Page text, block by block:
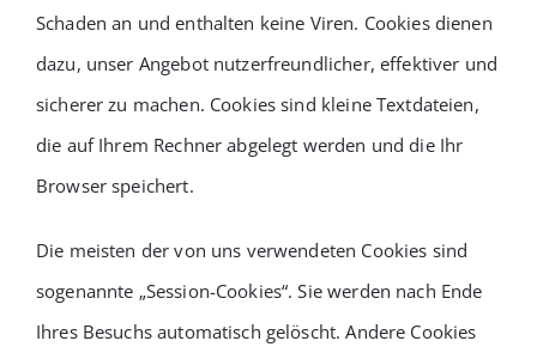
Schaden an und enthalten keine Viren. Cookies dienen
dazu, unser Angebot nutzerfreundlicher, effektiver und
sicherer zu machen. Cookies sind kleine Textdateien,
die auf Ihrem Rechner abgelegt werden und die Ihr
Browser speichert.
Die meisten der von uns verwendeten Cookies sind
sogenannte „Session-Cookies“. Sie werden nach Ende
Ihres Besuchs automatisch gelöscht. Andere Cookies